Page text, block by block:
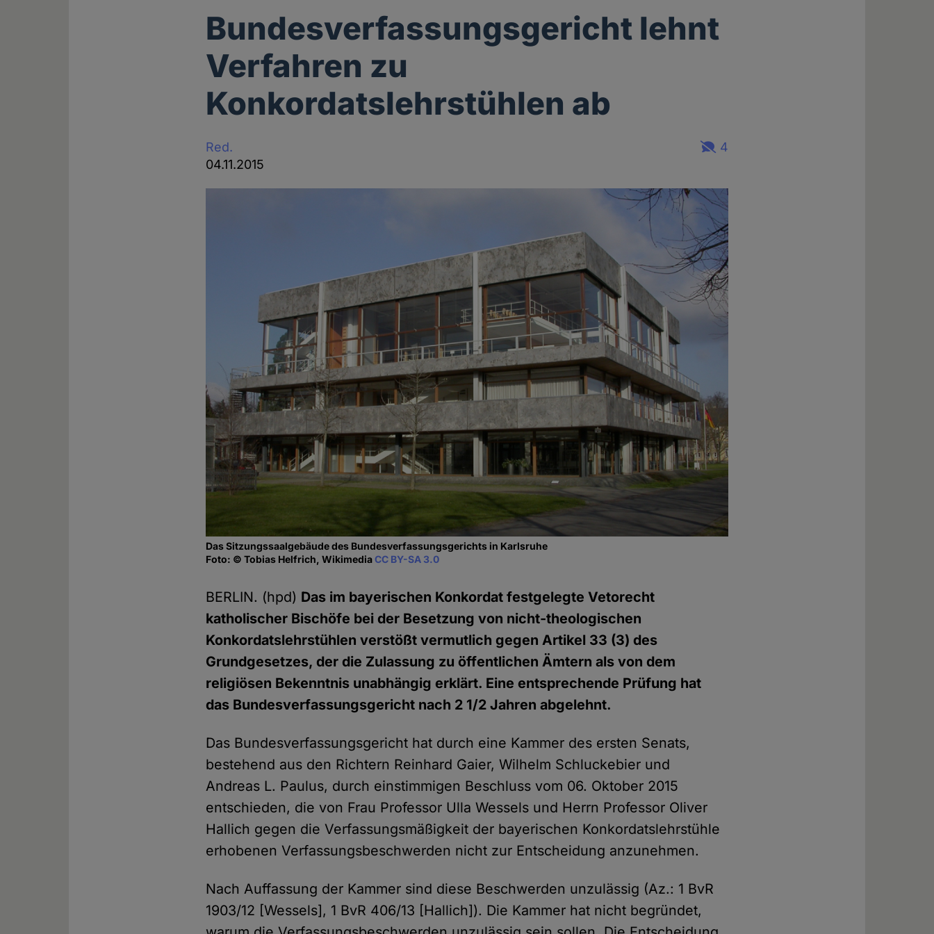
Bundesverfassungsgericht lehnt
Verfahren zu
Konkordatslehrstühlen ab
Red.
04.11.2015
4
Das Sitzungssaalgebäude des Bundesverfassungsgerichts in Karlsruhe
Foto: © Tobias Helfrich, WikimediaCC BY-SA 3.0
BERLIN. (hpd) Das im bayerischen Konkordat festgelegte Vetorecht
katholischer Bischöfe bei der Besetzung von nicht-theologischen
Konkordatslehrstühlen verstößt vermutlich gegen Artikel 33 (3) des
Grundgesetzes, der die Zulassung zu öffentlichen Ämtern als von dem
religiösen Bekenntnis unabhängig erklärt. Eine entsprechende Prüfung hat
das Bundesverfassungsgericht nach 2 1/2 Jahren abgelehnt.
Das Bundesverfassungsgericht hat durch eine Kammer des ersten Senats,
bestehend aus den Richtern Reinhard Gaier, Wilhelm Schluckebier und
Andreas L. Paulus, durch einstimmigen Beschluss vom 06. Oktober 2015
entschieden, die von Frau Professor Ulla Wessels und Herrn Professor Oliver
Hallich gegen die Verfassungsmäßigkeit der bayerischen Konkordatslehrstühle
erhobenen Verfassungsbeschwerden nicht zur Entscheidung anzunehmen.
Nach Auffassung der Kammer sind diese Beschwerden unzulässig (Az.: 1 BvR
1903/12 [Wessels], 1 BvR 406/13 [Hallich]). Die Kammer hat nicht begründet,